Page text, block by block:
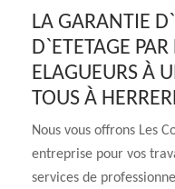
LA GARANTIE
D`ETETAGE
ELAGUEURS À
TOUS À
Nous vous offrons Les
entreprise pour vos
services de